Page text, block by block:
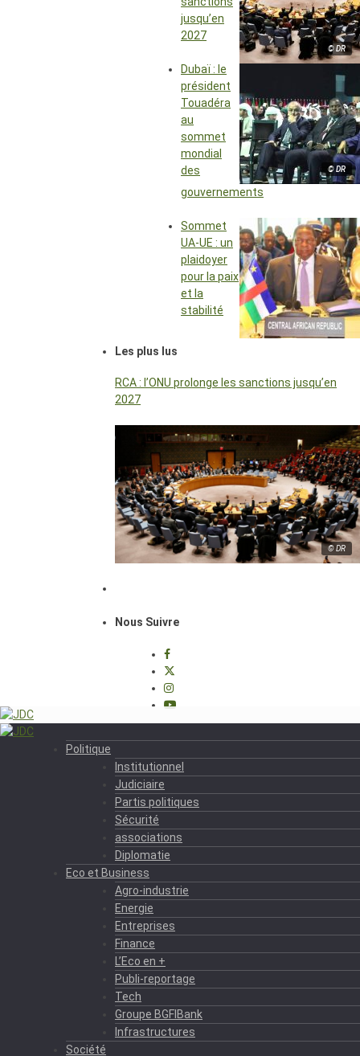
© DR
jusqu’en
2027
© DR
Dubaï : le
président
Touadéra
au
sommet
mondial
des
gouvernements
Sommet
UA-UE : un
plaidoyer
pour la paix
et la
stabilité
Les plus lus
RCA : l’ONU prolonge les sanctions jusqu’en
2027
© DR
Nous Suivre
Politique
Institutionnel
Judiciaire
Partis politiques
Sécurité
associations
Diplomatie
Eco et Business
Agro-industrie
Energie
Entreprises
Finance
L’Eco en +
Publi-reportage
Tech
Groupe BGFIBank
Infrastructures
Société